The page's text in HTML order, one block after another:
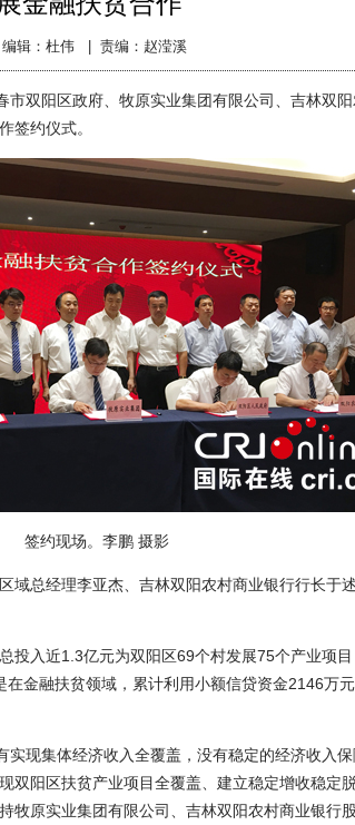
编辑：杜伟 | 责编：赵滢溪
双阳区政府、牧原实业集团有限公司、吉林双
签约仪式。
签约现场。李鹏 摄影
总经理李亚杰、吉林双阳农村商业银行行长于
入近1.3亿元为双阳区69个村发展75个产业项
金融扶贫领域，累计利用小额信贷资金2146万
集体经济收入全覆盖，没有稳定的经济收入保
双阳区扶贫产业项目全覆盖、建立稳定增收稳定
原实业集团有限公司、吉林双阳农村商业银行